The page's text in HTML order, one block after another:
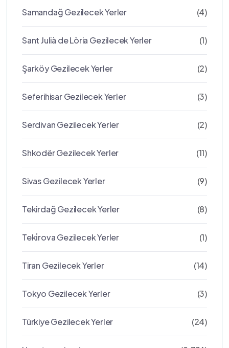
Samandağ Gezilecek Yerler (4)
Sant Julià de Lòria Gezilecek Yerler (1)
Şarköy Gezilecek Yerler (2)
Seferihisar Gezilecek Yerler (3)
Serdivan Gezilecek Yerler (2)
Shkodër Gezilecek Yerler (11)
Sivas Gezilecek Yerler (9)
Tekirdağ Gezilecek Yerler (8)
Teki̇rova Gezilecek Yerler (1)
Tiran Gezilecek Yerler (14)
Tokyo Gezilecek Yerler (3)
Türkiye Gezilecek Yerler (24)